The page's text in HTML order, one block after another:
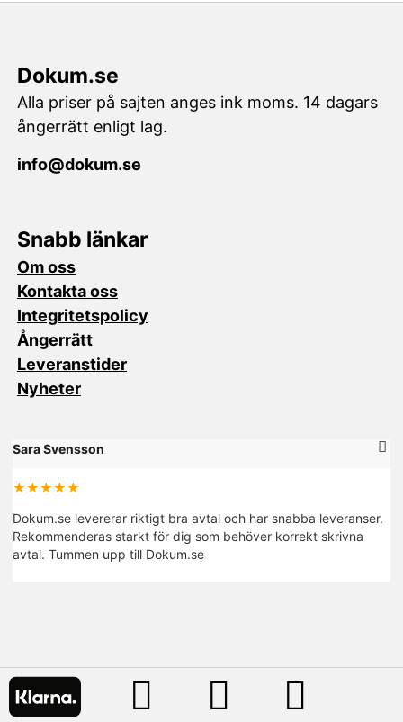
Dokum.se
Alla priser på sajten anges ink moms. 14 dagars
ångerrätt enligt lag.
info@dokum.se
Snabb länkar
Om oss
Kontakta oss
Integritetspolicy
Ångerrätt
Leveranstider
Nyheter
Sara Svensson
★★★★★
Dokum.se levererar riktigt bra avtal och har snabba leveranser.
Rekommenderas starkt för dig som behöver korrekt skrivna
avtal. Tummen upp till Dokum.se